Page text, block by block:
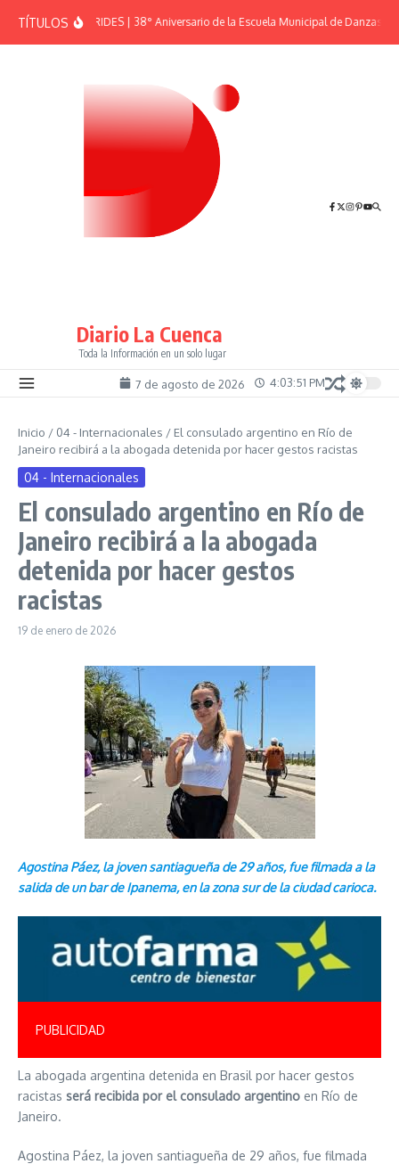
TÍTULOSEFEMÉRIDES | 38° Aniversario de la Escuela Municipal de Danzas “El
Diario La Cuenca
Toda la Información en un solo lugar
7 de agosto de 2026 4:03:52 PM
Inicio / 04 - Internacionales / El consulado argentino en Río de
Janeiro recibirá a la abogada detenida por hacer gestos racistas
04 - Internacionales
El consulado argentino en Río de
Janeiro recibirá a la abogada
detenida por hacer gestos
racistas
19 de enero de 2026
Agostina Páez, la joven santiagueña de 29 años, fue filmada a la
salida de un bar de Ipanema, en la zona sur de la ciudad carioca.
PUBLICIDAD
La abogada argentina detenida en Brasil por hacer gestos
racistas será recibida por el consulado argentino en Río de
Janeiro.
Agostina Páez, la joven santiagueña de 29 años, fue filmada